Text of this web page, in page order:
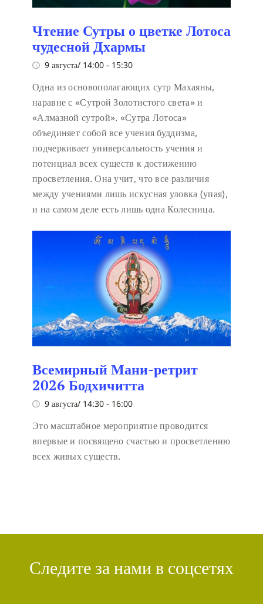
Чтение Сутры о цветке Лотоса
чудесной Дхармы
9 августа/ 14:00 - 15:30
Одна из основополагающих сутр Махаяны,
наравне с «Сутрой Золотистого света» и
«Алмазной сутрой». «Сутра Лотоса»
объединяет собой все учения буддизма,
подчеркивает универсальность учения и
потенциал всех существ к достижению
просветления. Она учит, что все различия
между учениями лишь искусная уловка (упая),
и на самом деле есть лишь одна Колесница.
Всемирный Мани-ретрит
2026 Бодхичитта
9 августа/ 14:30 - 16:00
Это масштабное мероприятие проводится
впервые и посвящено счастью и просветлению
всех живых существ.
Следите за нами в соцсетях